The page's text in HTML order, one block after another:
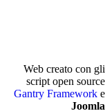
Web creato con gli
script open source
Gantry Frameworke
Joomla